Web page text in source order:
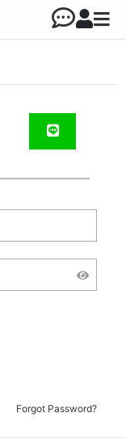
Forgot Password?